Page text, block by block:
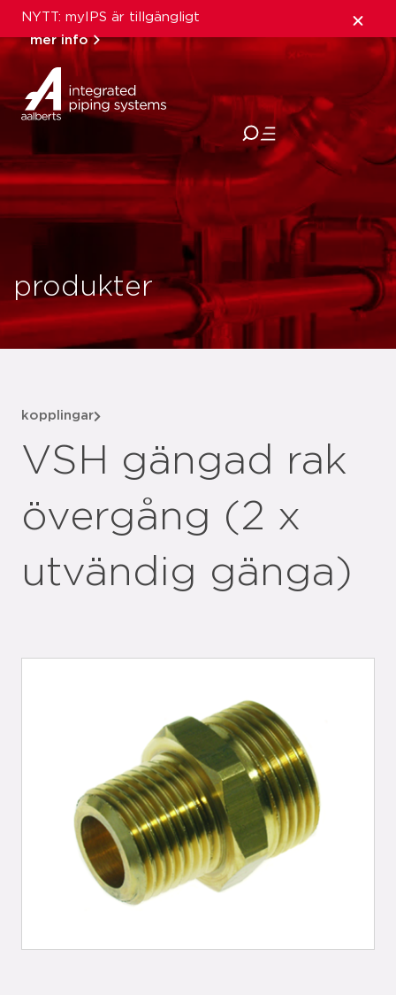
NYTT: myIPS är tillgängligt
mer info
stäng
produkter
kopplingar
VSH gängad rak
övergång (2 x
utvändig gänga)